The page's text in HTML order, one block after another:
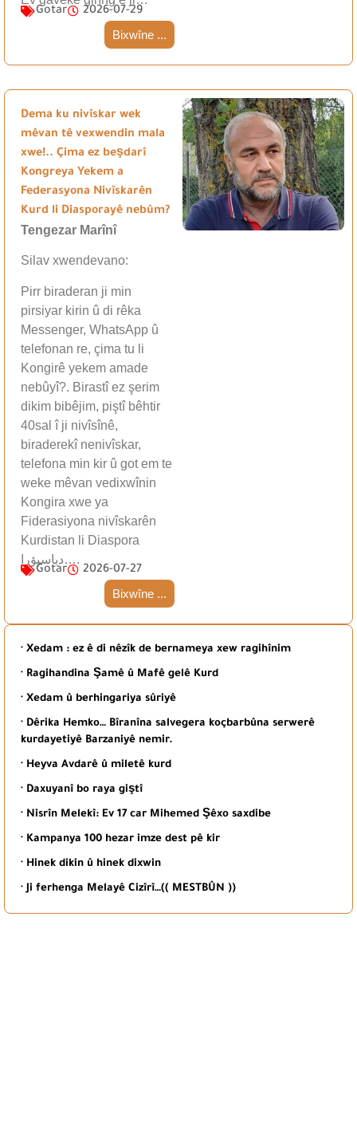
Gotar 2026-07-29
Bixwîne ...
Dema ku nivîskar wek
mêvan tê vexwendin mala
xwe!.. Çima ez beşdarî
Kongreya Yekem a
Federasyona Nivîskarên
Kurd li Diasporayê nebûm?
Tengezar Marînî
Silav xwendevano:
Pirr biraderan ji min
pirsiyar kirin û di rêka
Messenger, WhatsApp û
telefonan re, çima tu li
Kongirê yekem amade
nebûyî?. Birastî ez şerim
dikim bibêjim, piştî bêhtir
40sal î ji nivîsînê,
biraderekî nenivîskar,
telefona min kir û got em te
weke mêvan vedixwînin
Kongira xwe ya
Fiderasiyona nivîskarên
Kurdistan li Diaspora
دیاسپۆرا….
Gotar 2026-07-27
Bixwîne ...
· Xedam : ez ê di nêzîk de bernameya xew ragihînim
· Ragihandina Şamê û Mafê gelê Kurd
· Xedam û berhingariya sûriyê
· Dêrika Hemko… Bîranîna salvegera koçbarbûna serwerê
kurdayetiyê Barzaniyê nemir.
· Heyva Avdarê û miletê kurd
· Daxuyanî bo raya giştî
· Nisrîn Melekî: Ev 17 car Mihemed Şêxo saxdibe
· Kampanya 100 hezar imze dest pê kir
· Hinek dikin û hinek dixwin
· Ji ferhenga Melayê Cizîrî…(( MESTBÛN ))